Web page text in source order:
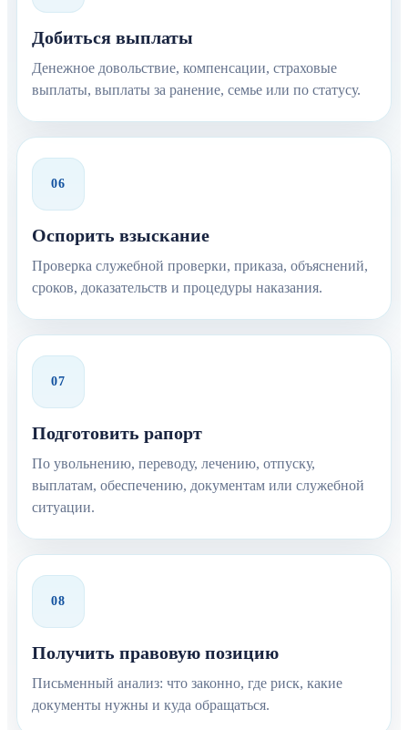
Добиться выплаты
Денежное довольствие, компенсации, страховые
выплаты, выплаты за ранение, семье или по статусу.
06
Оспорить взыскание
Проверка служебной проверки, приказа, объяснений,
сроков, доказательств и процедуры наказания.
07
Подготовить рапорт
По увольнению, переводу, лечению, отпуску,
выплатам, обеспечению, документам или служебной
ситуации.
08
Получить правовую позицию
Письменный анализ: что законно, где риск, какие
документы нужны и куда обращаться.